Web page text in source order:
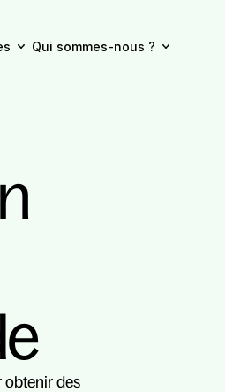
Qui sommes-nous ?
obtenir des